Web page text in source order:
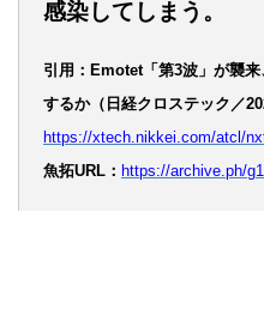
感染してしまう。
引用：Emotet「第3波」が襲
するか（日経クロステック／
https://xtech.nikkei.com/atcl/
魚拓URL： https://archive.ph/